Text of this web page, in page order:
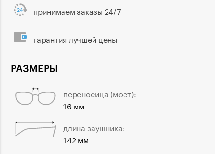
РАЗМЕРЫ
переносица (мост):
16 мм
длина заушника:
142 мм
принимаем заказы 24/7
гарантия лучшей цены